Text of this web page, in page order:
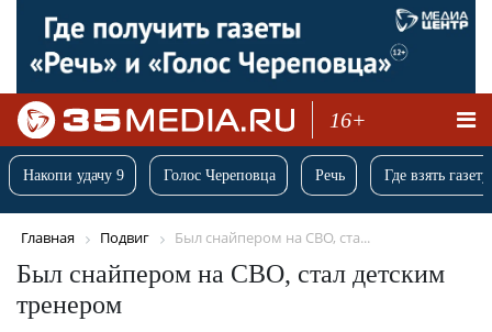
16+
Накопи удачу 9 Голос Череповца Речь Где взять
Главная Подвиг Был снайпером на СВО, ста...
Был снайпером на СВО, стал детским
тренером